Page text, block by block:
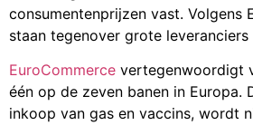
consumentenprijzen vast.
staan tegenover grote
EuroCommerce vertegenwoordigt
één op de zeven banen in
inkoop van gas en vaccins, wordt